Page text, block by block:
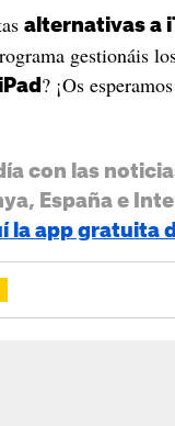
alternativas a
gestionáis
? ¡Os
con las
España e
la app gratuita